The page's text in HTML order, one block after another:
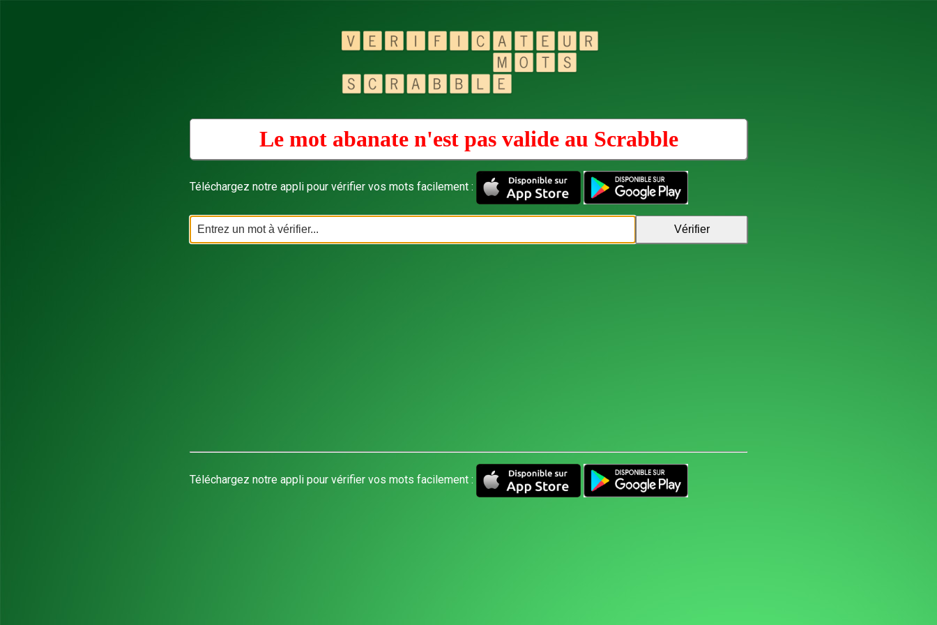
Le mot abanate n'est pas valide au Scrabble
Téléchargez notre appli pour vérifier vos mots facilement :
Téléchargez notre appli pour vérifier vos mots facilement :